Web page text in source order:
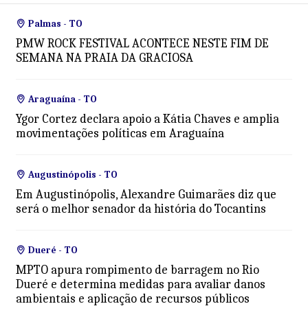
Palmas - TO
PMW ROCK FESTIVAL ACONTECE NESTE FIM DE
SEMANA NA PRAIA DA GRACIOSA
Araguaína - TO
Ygor Cortez declara apoio a Kátia Chaves e amplia
movimentações políticas em Araguaína
Augustinópolis - TO
Em Augustinópolis, Alexandre Guimarães diz que
será o melhor senador da história do Tocantins
Dueré - TO
MPTO apura rompimento de barragem no Rio
Dueré e determina medidas para avaliar danos
ambientais e aplicação de recursos públicos